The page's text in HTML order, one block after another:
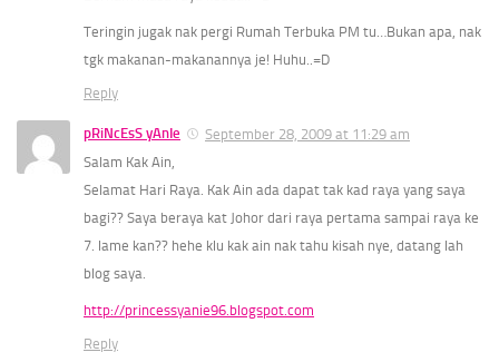
Teringin jugak nak pergi Rumah Terbuka PM tu…Bukan apa, nak
tgk makanan-makanannya je! Huhu..=D
Reply
pRiNcEsS yAnIe
September 28, 2009 at 11:29 am
Salam Kak Ain,
Selamat Hari Raya. Kak Ain ada dapat tak kad raya yang saya
bagi?? Saya beraya kat Johor dari raya pertama sampai raya ke
7. lame kan?? hehe klu kak ain nak tahu kisah nye, datang lah
blog saya.
http://princessyanie96.blogspot.com
Reply